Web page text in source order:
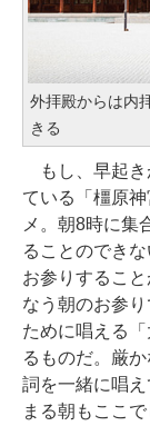
外拝殿からは内
きる
もし、早起き
ている「橿原
メ。朝8時に集
ることのでき
お参りするこ
なう朝のお参
ために唱える
るものだ。厳
詞を一緒に唱
まる朝もここ